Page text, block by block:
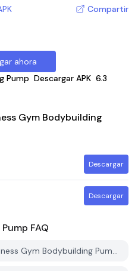
Compartir
ahora
Pump Descargar APK 6.3
Gym Bodybuilding
Descargar
Descargar
FAQ
¿Cómo puedo descargar Fitness Gym Bodybuilding Pump desde PGYER APK HUB?